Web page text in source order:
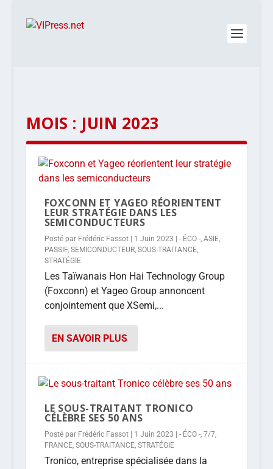
MOIS : JUIN 2023
FOXCONN ET YAGEO RÉORIENTENT
LEUR STRATÉGIE DANS LES
SEMICONDUCTEURS
Posté par Frédéric Fassot| 1 Juin 2023 - ÉCO -, ASIE,
PASSIF, SEMICONDUCTEUR, SOUS-TRAITANCE,
STRATÉGIE
Les Taïwanais Hon Hai Technology Group
(Foxconn) et Yageo Group annoncent
conjointement que XSemi,...
EN SAVOIR PLUS
LE SOUS-TRAITANT TRONICO
CÉLÈBRE SES 50 ANS
Posté par Frédéric Fassot| 1 Juin 2023 - ÉCO -, 7/7,
FRANCE, SOUS-TRAITANCE, STRATÉGIE
Tronico, entreprise spécialisée dans la